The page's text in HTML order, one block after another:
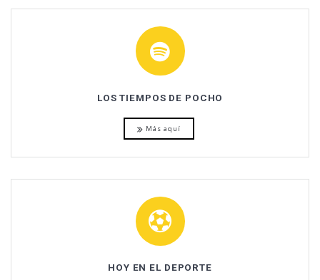
LOS TIEMPOS DE POCHO
Más aquí
HOY EN EL DEPORTE